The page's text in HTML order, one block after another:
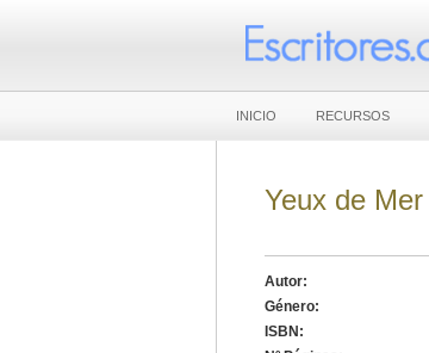
INICIO RECURSOS
Yeux de Mer
Autor:
Género:
ISBN: